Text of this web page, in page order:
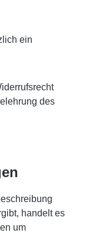
ein
des
handelt es
um